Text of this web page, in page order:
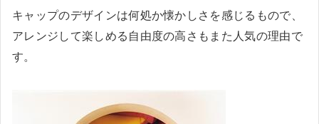
キャップのデザインは何処か懐かしさを感じるもので、
アレンジして楽しめる自由度の高さもまた人気の理由で
す。